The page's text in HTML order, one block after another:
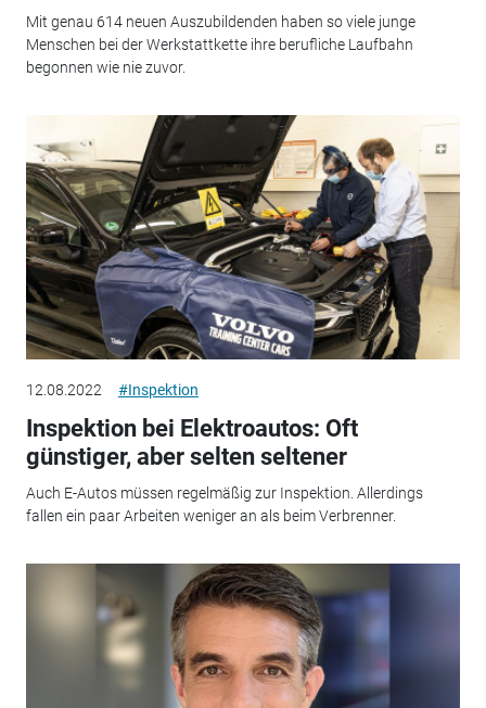
Mit genau 614 neuen Auszubildenden haben so viele junge
Menschen bei der Werkstattkette ihre berufliche Laufbahn
begonnen wie nie zuvor.
12.08.2022 #Inspektion
Inspektion bei Elektroautos: Oft
günstiger, aber selten seltener
Auch E-Autos müssen regelmäßig zur Inspektion. Allerdings
fallen ein paar Arbeiten weniger an als beim Verbrenner.